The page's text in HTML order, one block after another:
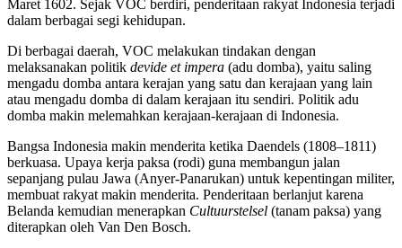
Maret 1602. Sejak VOC berdiri, penderitaan rakyat Indonesia terjadi
dalam berbagai segi kehidupan.
Di berbagai daerah, VOC melakukan tindakan dengan
melaksanakan politik devide et impera (adu domba), yaitu saling
mengadu domba antara kerajan yang satu dan kerajaan yang lain
atau mengadu domba di dalam kerajaan itu sendiri. Politik adu
domba makin melemahkan kerajaan-kerajaan di Indonesia.
Bangsa Indonesia makin menderita ketika Daendels (1808–1811)
berkuasa. Upaya kerja paksa (rodi) guna membangun jalan
sepanjang pulau Jawa (Anyer-Panarukan) untuk kepentingan militer,
membuat rakyat makin menderita. Penderitaan berlanjut karena
Belanda kemudian menerapkan Cultuurstelsel (tanam paksa) yang
diterapkan oleh Van Den Bosch.